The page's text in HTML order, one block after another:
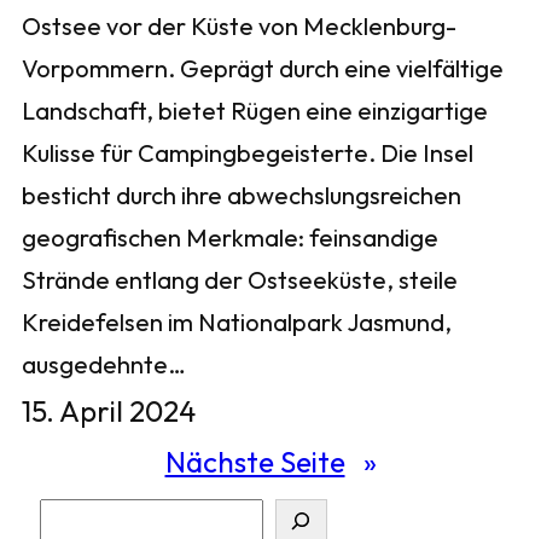
Ostsee vor der Küste von Mecklenburg-
Vorpommern. Geprägt durch eine vielfältige
Landschaft, bietet Rügen eine einzigartige
Kulisse für Campingbegeisterte. Die Insel
besticht durch ihre abwechslungsreichen
geografischen Merkmale: feinsandige
Strände entlang der Ostseeküste, steile
Kreidefelsen im Nationalpark Jasmund,
ausgedehnte…
15. April 2024
Nächste Seite »